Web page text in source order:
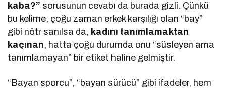
kaba?” sorusunun cevabı da burada gizli. Çünkü
bu kelime, çoğu zaman erkek karşılığı olan “bay”
gibi nötr sanılsa da, kadını tanımlamaktan
kaçınan, hatta çoğu durumda onu “süsleyen ama
tanımlamayan” bir etiket haline gelmiştir.
“Bayan sporcu”, “bayan sürücü” gibi ifadeler, hem